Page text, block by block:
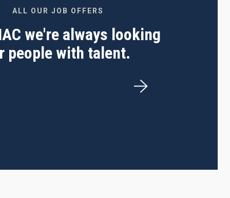
ALL OUR JOB OFFERS
we're always looking
people with talent.